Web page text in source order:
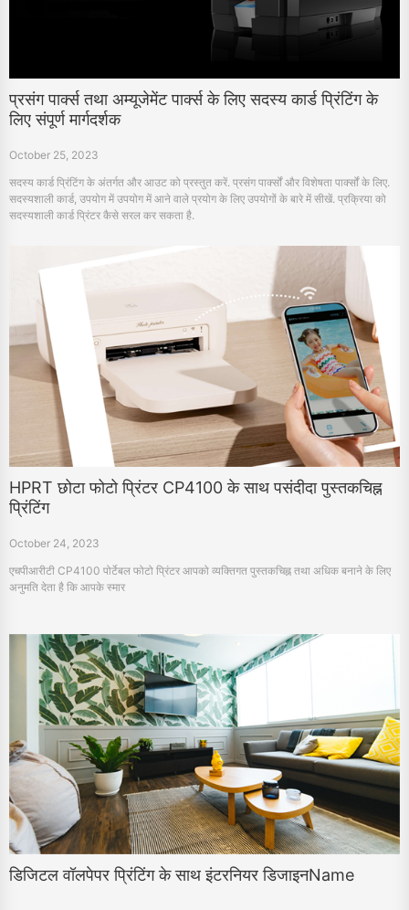
प्रसंग पार्क्स तथा अम्यूजेमेंट पार्क्स के लिए सदस्य कार्ड प्रिंटिंग के
लिए संपूर्ण मार्गदर्शक
October 25, 2023
सदस्य कार्ड प्रिंटिंग के अंतर्गत और आउट को प्रस्तुत करें. प्रसंग पार्क्सों और विशेषता पार्क्सों के लिए.
सदस्यशाली कार्ड, उपयोग में उपयोग में आने वाले प्रयोग के लिए उपयोगों के बारे में सीखें. प्रक्रिया को
सदस्यशाली कार्ड प्रिंटर कैसे सरल कर सकता है.
HPRT छोटा फोटो प्रिंटर CP4100 के साथ पसंदीदा पुस्तकचिह्न
प्रिंटिंग
October 24, 2023
एचपीआरीटी CP4100 पोर्टेबल फोटो प्रिंटर आपको व्यक्तिगत पुस्तकचिह्न तथा अधिक बनाने के लिए
अनुमति देता है कि आपके स्मार
डिजिटल वॉलपेपर प्रिंटिंग के साथ इंटरनियर डिजाइनName